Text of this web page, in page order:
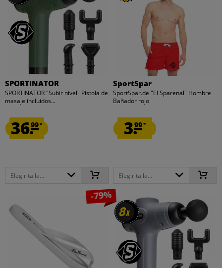
SPORTINATOR
SPORTINATOR "Subir nivel" Pistola de
masaje incluidos...
36.99*
Elegir talla...
SportSpar
SportSpar.de "El Sparenal" Hombre
Bañador rojo
3.99*
Elegir talla...
-79%
8x
8x